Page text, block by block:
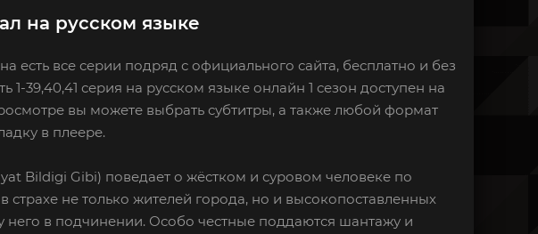
на русском языке
есть все серии подряд с официального сайта, бесплатно и без
1-39,40,41 серия на русском языке онлайн 1 сезон доступен на
вы можете выбрать субтитры, а также любой формат
в плеере.
Bildigi Gibi) поведает о жёстком и суровом человеке по
не только жителей города, но и высокопоставленных
него в подчинении. Особо честные поддаются шантажу и